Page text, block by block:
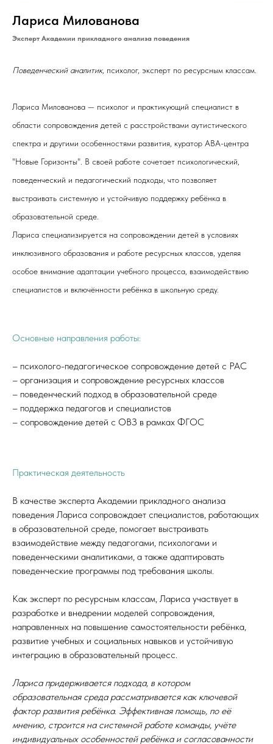
Лариса Милованова
Эксперт Академии прикладного анализа поведения
Поведенческий аналитик, психолог, эксперт по ресурсным классам.
Лариса Милованова — психолог и практикующий специалист в
области сопровождения детей с расстройствами аутистического
спектра и другими особенностями развития, куратор АВА-центра
"Новые Горизонты". В своей работе сочетает психологический,
поведенческий и педагогический подходы, что позволяет
выстраивать системную и устойчивую поддержку ребёнка в
образовательной среде.
Лариса специализируется на сопровождении детей в условиях
инклюзивного образования и работе ресурсных классов, уделяя
особое внимание адаптации учебного процесса, взаимодействию
специалистов и включённости ребёнка в школьную среду.
Основные направления работы:
– психолого-педагогическое сопровождение детей с РАС
– организация и сопровождение ресурсных классов
– поведенческий подход в образовательной среде
– поддержка педагогов и специалистов
– сопровождение детей с ОВЗ в рамках ФГОС
Практическая деятельность
В качестве эксперта Академии прикладного анализа
поведения Лариса сопровождает специалистов, работающих
в образовательной среде, помогает выстраивать
взаимодействие между педагогами, психологами и
поведенческими аналитиками, а также адаптировать
поведенческие программы под требования школы.
Как эксперт по ресурсным классам, Лариса участвует в
разработке и внедрении моделей сопровождения,
направленных на повышение самостоятельности ребёнка,
развитие учебных и социальных навыков и устойчивую
интеграцию в образовательный процесс.
Лариса придерживается подхода, в котором
образовательная среда рассматривается как ключевой
фактор развития ребёнка. Эффективная помощь, по её
мнению, строится на системной работе команды, учёте
индивидуальных особенностей ребёнка и согласованности